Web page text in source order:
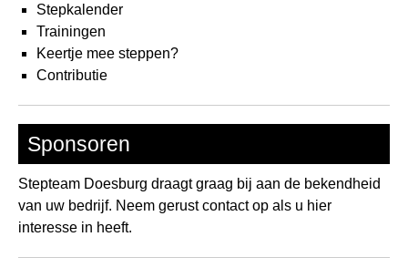
Stepkalender
Trainingen
Keertje mee steppen?
Contributie
Sponsoren
Stepteam Doesburg draagt graag bij aan de bekendheid
van uw bedrijf. Neem gerust contact op als u hier
interesse in heeft.